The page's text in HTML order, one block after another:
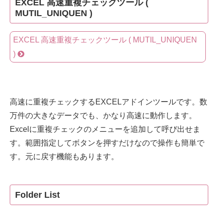
EXCEL 高速重複チェックツール (
MUTIL_UNIQUEN )
EXCEL 高速重複チェックツール ( MUTIL_UNIQUEN
)
高速に重複チェックするEXCELアドインツールです。数
万件の大きなデータでも、かなり高速に動作します。
Excelに重複チェックのメニューを追加して呼び出せま
す。範囲指定してボタンを押すだけなので操作も簡単で
す。元に戻す機能もあります。
Folder List